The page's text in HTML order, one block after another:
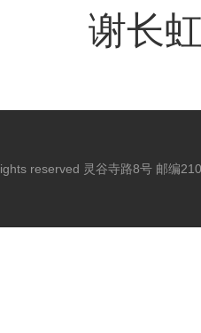
谢长
reserved 灵谷寺路8号 邮编